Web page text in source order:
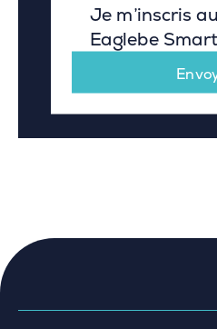
Je m’inscris
Eaglebe